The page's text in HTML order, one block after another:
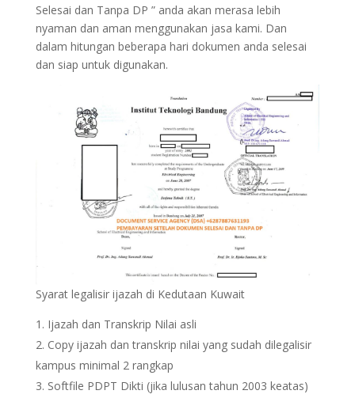
Selesai dan Tanpa DP ” anda akan merasa lebih
nyaman dan aman menggunakan jasa kami. Dan
dalam hitungan beberapa hari dokumen anda selesai
dan siap untuk digunakan.
Syarat legalisir ijazah di Kedutaan Kuwait
Ijazah dan Transkrip Nilai asli
Copy ijazah dan transkrip nilai yang sudah dilegalisir
kampus minimal 2 rangkap
Softfile PDPT Dikti (jika lulusan tahun 2003 keatas)